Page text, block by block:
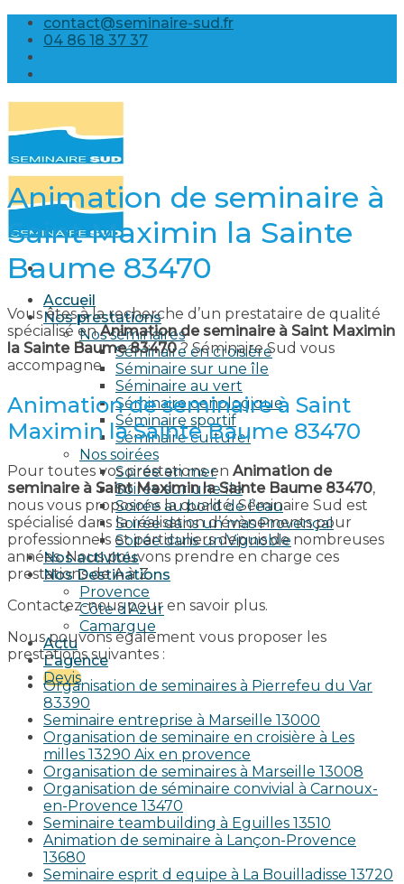
Skip
content
contact@seminaire-sud.fr
04 86 18 37 37
Accueil
Nos prestations
Nos séminaires
Séminaire en croisière
Séminaire sur une île
Séminaire au vert
Séminaire oenologique
Séminaire sportif
Séminaire culturel
Nos soirées
Soirée en mer
Soirée sur une île
Soirée au bord de l’eau
Soirée dans un mas Provençal
Soirée dans un Vignoble
Nos activités
Nos Destinations
Provence
Côte d’Azur
Camargue
Actu
L’agence
Devis
Animation de seminaire à
Saint Maximin la Sainte
Baume 83470
Vous êtes à la recherche d’un prestataire de qualité
spécialisé enAnimation de seminaire à Saint Maximin
la Sainte Baume 83470? Séminaire Sud vous
accompagne.
Animation de seminaire à Saint
Maximin la Sainte Baume 83470
Pour toutes vos prestations en Animation de
seminaire à Saint Maximin la Sainte Baume 83470,
nous vous proposons la qualité. Séminaire Sud est
spécialisé dans la réalisation d’évènements pour
professionnels et particuliers depuis de nombreuses
années. Nous pouvons prendre en charge ces
prestations de A à Z.
Contactez-nous pour en savoir plus.
Nous pouvons également vous proposer les
prestations suivantes :
Organisation de seminaires à Pierrefeu du Var
83390
Seminaire entreprise à Marseille 13000
Organisation de seminaire en croisière à Les
milles 13290 Aix en provence​
Organisation de seminaires à Marseille 13008
Organisation de séminaire convivial à Carnoux-
en-Provence 13470
Seminaire teambuilding à Eguilles 13510
Animation de seminaire à Lançon-Provence
13680
Seminaire esprit d equipe à La Bouilladisse 13720